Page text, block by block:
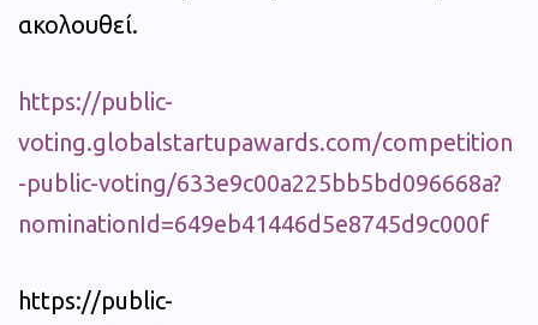
ακολουθεί.
https://public-
voting.globalstartupawards.com/competition
-public-voting/633e9c00a225bb5bd096668a?
nominationId=649eb41446d5e8745d9c000f
https://public-